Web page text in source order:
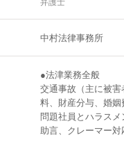
中村法律事務所
●法津業務全般
交通事故（主に被
料、財産分与、婚
問題社員とハラス
助言、クレーマー